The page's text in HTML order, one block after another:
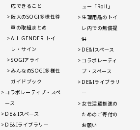
応できること
阪大のSOGI多様性尊
重の取組まとめ
ALL GENDER トイ
レ・サイン
SOGIアライ
みんなのSOGI多様性
ガイドブック
コラボレーティブ・スペ
ース
DE＆Iスペース
DE&Iライブラリー
ュー「Roll」
生理用品のトイ
レ内での無償提
供
DE&Iスペース
コラボレーティ
ブ・スペース
DE&Iライブラリ
ー
女性活躍推進の
ためのご寄付の
お願い